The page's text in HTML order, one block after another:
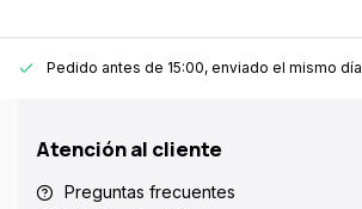
Pedido antes de 15:00, enviado el mismo día
Atención al cliente
Preguntas frecuentes